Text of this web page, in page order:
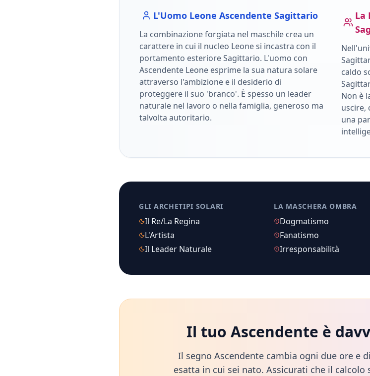
L'Uomo Leone Ascendente Sagittario
La combinazione forgiata nel maschile crea un
carattere in cui il nucleo Leonesi incastra con il
portamento esterioreSagittario. L'uomo con
Ascendente Leone esprime la sua natura solare
attraverso l'ambizione e il desiderio di
proteggere il suo 'branco'. È spesso un leader
naturale nel lavoro o nella famiglia, generoso ma
talvolta autoritario.
La
caldo
Non è
uscire,
una
GLI ARCHETIPI SOLARI
Il Re/La Regina
L'Artista
Il Leader Naturale
LA MASCHERA OMBRA
Dogmatismo
Fanatismo
Irresponsabilità
Il tuo Ascendente è
Il segno Ascendente cambia ogni due ore e
esatta in cui sei nato. Assicurati che il